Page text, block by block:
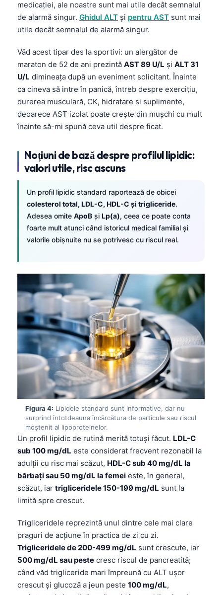
medicației, ale noastre sunt mai utile decât semnalul
de alarmă singur. Ghidul ALT şi pentru AST sunt mai
utile decât semnalul de alarmă singur.
Văd acest tipar des la sportivi: un alergător de
maraton de 52 de ani prezintă AST 89 U/L şi ALT 31
U/L dimineața după un eveniment solicitant. Înainte
ca cineva să intre în panică, întreb despre exercițiu,
durerea musculară, CK, hidratare și suplimente,
deoarece AST izolat poate crește din mușchi cu mult
înainte să-mi spună ceva util despre ficat.
Noțiuni de bază despre profilul lipidic:
valori utile, risc ascuns
Un profil lipidic standard raportează de obicei
colesterol total, LDL-C, HDL-C și trigliceride.
Adesea omite ApoB şi Lp(a), ceea ce poate conta
foarte mult atunci când istoricul medical familial și
valorile obișnuite nu se potrivesc cu riscul real.
Figura 4: Lipidele standard sunt informative, dar nu
surprind întotdeauna încărcătura de particule sau riscul
moștenit al lipoproteinelor.
Un profil lipidic de rutină merită totuși făcut. LDL-C
sub 100 mg/dL este considerat frecvent rezonabil la
adulții cu risc mai scăzut, HDL-C sub 40 mg/dL la
bărbați sau 50 mg/dL la femei este, în general,
scăzut, iar trigliceridele 150-199 mg/dL sunt la
limită spre crescut.
Trigliceridele reprezintă unul dintre cele mai clare
praguri de acțiune în practica de zi cu zi.
Trigliceridele de 200-499 mg/dL sunt crescute, iar
500 mg/dL sau peste cresc riscul de pancreatită;
când văd trigliceride mari împreună cu ALT ușor
crescut și glucoză a jeun peste 100 mg/dL,